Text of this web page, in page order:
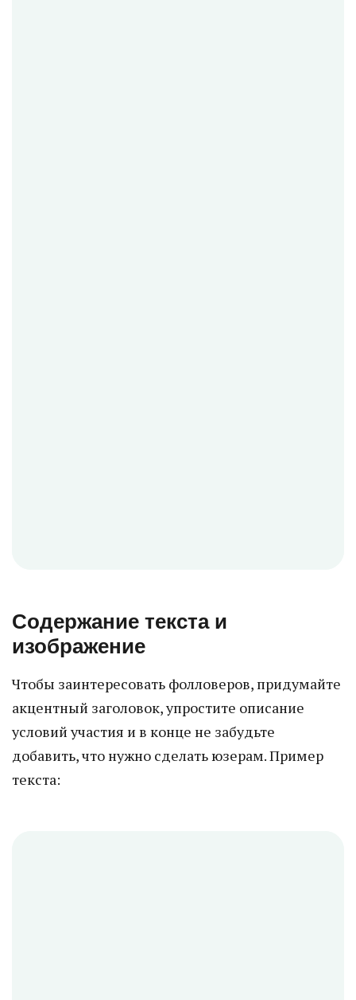
Содержание текста и
изображение
Чтобы заинтересовать фолловеров, придумайте
акцентный заголовок, упростите описание
условий участия и в конце не забудьте
добавить, что нужно сделать юзерам. Пример
текста: